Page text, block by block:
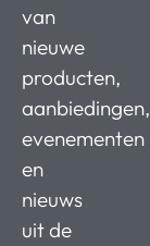
van
nieuwe
producten,
aanbiedingen,
evenementen
en
nieuws
uit de